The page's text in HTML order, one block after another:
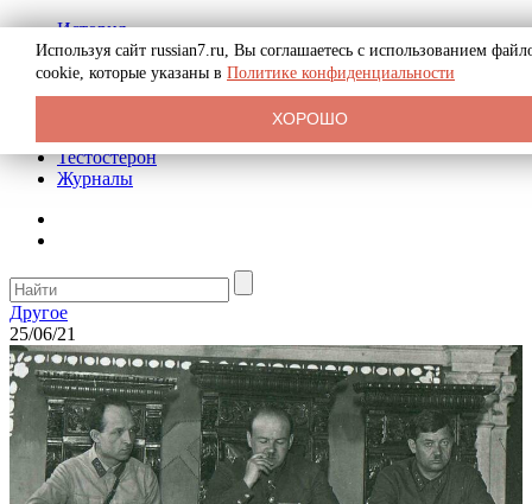
История
Биография
Криминал
Реклама на сайте
Тестостерон
Журналы
Другое
25/06/21
Используя сайт russian7.ru, Вы соглашаетесь с использованием
cookie, которые указаны в Политике конфиденциальности
ХОРОШО